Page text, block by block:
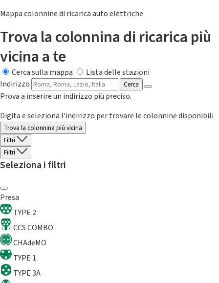
Mappa colonnine di ricarica auto elettriche
Trova la colonnina di ricarica più
vicina a te
Cerca sulla mappa
Lista delle stazioni
Indirizzo
Cerca
Prova a inserire un indirizzo più preciso.
Digita e seleziona l'indirizzo per trovare le colonnine disponibili
Trova la colonnina piú vicina
Filtri
Filtri
Seleziona i filtri
Presa
TYPE 2
CCS COMBO
CHAdeMO
TYPE 1
TYPE 3A